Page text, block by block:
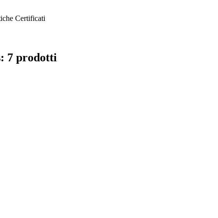
Certificati
7 prodotti